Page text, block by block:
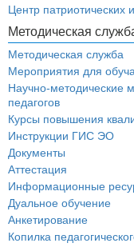
Центр патриотических
Методическая
Методическая служба
Мероприятия для
Научно-методические
педагогов
Курсы повышения
Инструкции ГИС ЭО
Документы
Аттестация
Информационные
Дуальное обучение
Анкетирование
Копилка